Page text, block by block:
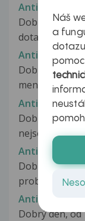
Antikoncepce
Dobrý den.
dotaz, když
Antikoncepce
Dobrý Den
menstruaci
Antikoncepce
Dobrý den,
nejsem s nim
Antikoncepce
Dobrý den
problémem,
Antikoncepce
Dobrý den, od
Náš
a